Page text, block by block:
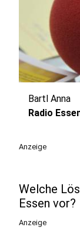
Bartl Anna
Radio
Anzeige
Welche
Essen vor?
Anzeige